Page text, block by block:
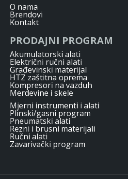
O nama
Brendovi
Kontakt
PRODAJNI PROGRAM
Akumulatorski alati
Električni ručni alati
Građevinski materijal
HTZ zaštitna oprema
Kompresori na vazduh
Merdevine i skele
Mjerni instrumenti i alati
Plinski/gasni program
Pneumatski alati
Rezni i brusni materijali
Ručni alati
Zavarivački program